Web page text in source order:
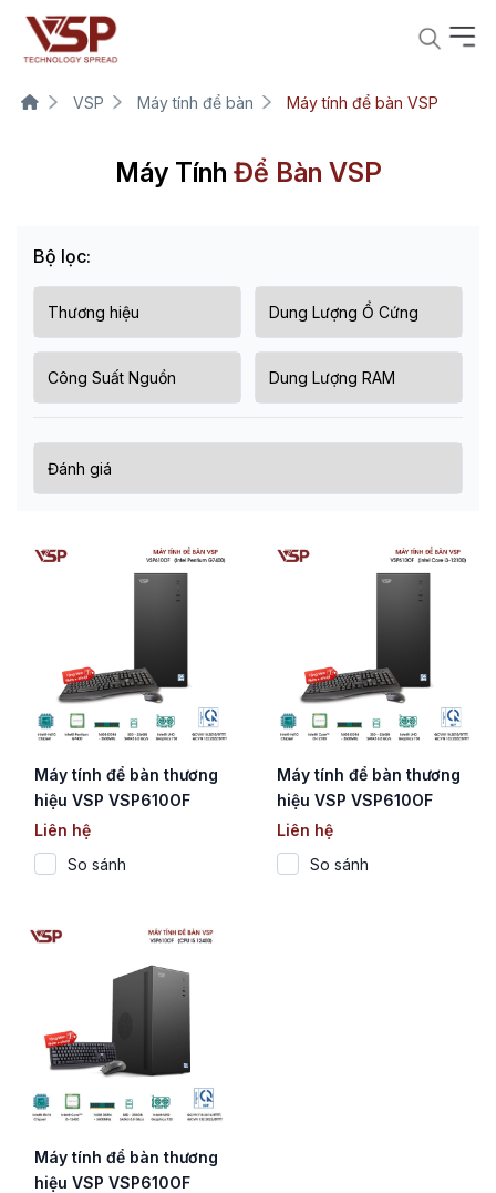
VSP Máy tính để bàn Máy tính để bàn VSP
Máy Tính Để Bàn VSP
Bộ lọc:
Máy tính để bàn thương
hiệu VSP VSP610OF
(CPU Intel Pentium
Gold G7400)
Liên hệ
So sánh
Máy tính để bàn thương
hiệu VSP VSP610OF
(Core i3-12100)
Liên hệ
So sánh
Máy tính để bàn thương
hiệu VSP VSP610OF